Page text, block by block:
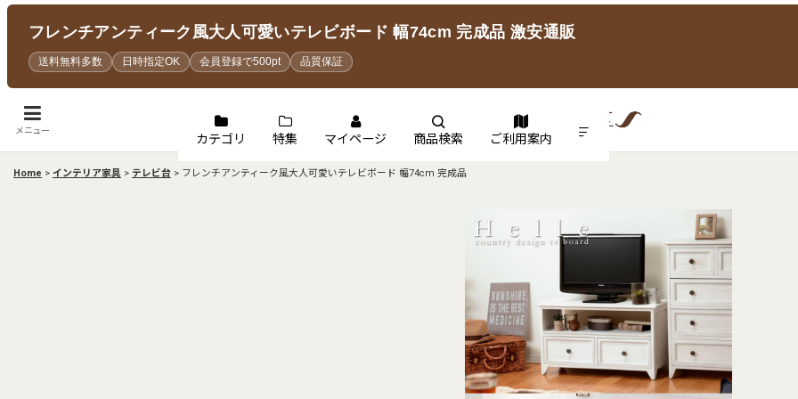
フレンチアンティーク風大人可愛いテレビボード 幅74cm 完成品 激安通販
送料無料多数 日時指定OK 会員登録で500pt 品質保証
メニュー
カテゴリ 特集 マイページ 商品検索 ご利用案内
Home > インテリア家具 > テレビ台 > フレンチアンティーク風大人可愛いテレビボード 幅74cm 完成品